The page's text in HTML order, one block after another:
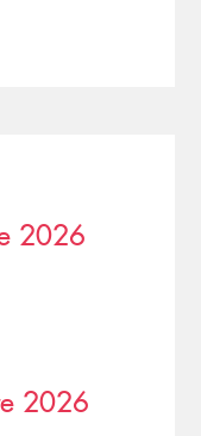
2026
2026